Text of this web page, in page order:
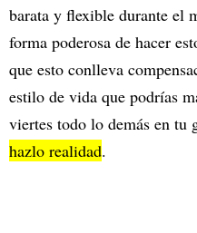
barata y flexible durante el
forma poderosa de hacer
que esto conlleva
estilo de vida que podrías
viertes todo lo demás en tu
hazlo realidad.